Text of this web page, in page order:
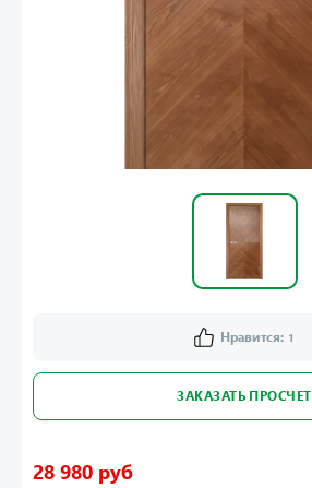
Нравится: 1
ЗАКАЗАТЬ ПРОСЧЕТ
28 980 руб